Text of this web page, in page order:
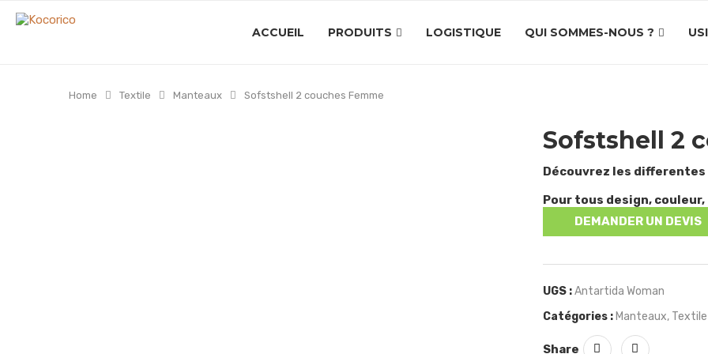
ACCUEIL PRODUITS LOGISTIQUE QUI SOMMES-NOUS ?
Home Textile Manteaux Sofstshell 2 couches Femme
Sofstshell 2
Découvrez les
Pour tous design,
DEMANDER UN DEVIS
UGS :Antartida Woman
Catégories : Manteaux, Textile
Share